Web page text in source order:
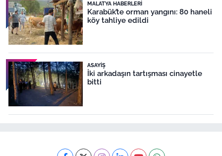
MALATYA HABERLERI
Karabük’te orman yangını: 80 haneli
köy tahliye edildi
ASAYIŞ
İki arkadaşın tartışması cinayetle
bitti